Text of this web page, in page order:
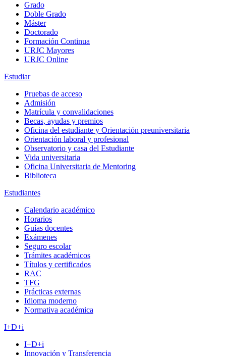
Grado
Doble Grado
Máster
Doctorado
Formación Continua
URJC Mayores
URJC Online
Estudiar
Pruebas de acceso
Admisión
Matrícula y convalidaciones
Becas, ayudas y premios
Oficina del estudiante y Orientación preuniversitaria
Orientación laboral y profesional
Observatorio y casa del Estudiante
Vida universitaria
Oficina Universitaria de Mentoring
Biblioteca
Estudiantes
Calendario académico
Horarios
Guías docentes
Exámenes
Seguro escolar
Trámites académicos
Títulos y certificados
RAC
TFG
Prácticas externas
Idioma moderno
Normativa académica
I+D+i
I+D+i
Innovación y Transferencia